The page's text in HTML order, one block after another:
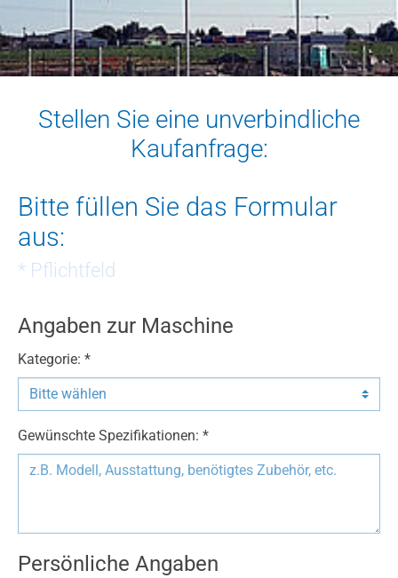
Stellen Sie eine unverbindliche
Kaufanfrage:
Bitte füllen Sie das Formular
aus:
* Pflichtfeld
Angaben zur Maschine
Kategorie: *
Gewünschte Spezifikationen: *
Persönliche Angaben